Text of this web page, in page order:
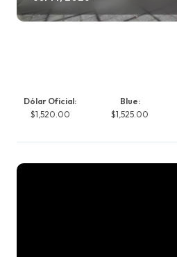
Dólar Oficial:
$1,520.00
Blue:
$1,525.00